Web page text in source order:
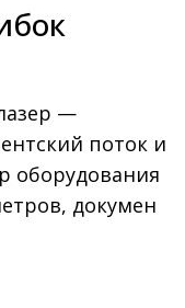
—
поток и
оборудования
докумен